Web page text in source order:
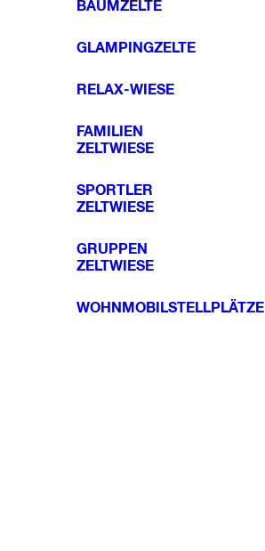
BAUMZELTE
GLAMPINGZELTE
RELAX-WIESE
FAMILIEN
ZELTWIESE
SPORTLER
ZELTWIESE
GRUPPEN
ZELTWIESE
WOHNMOBILSTELLPLÄTZE